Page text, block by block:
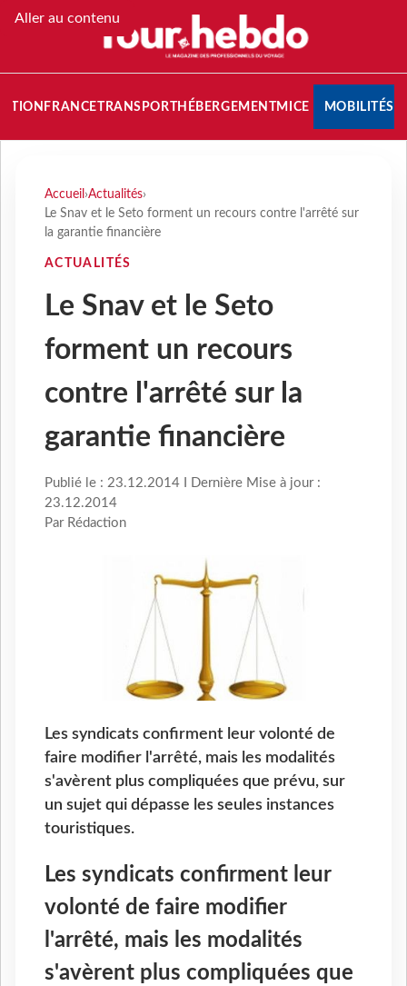
Aller au contenu
FRANCETRANSPORT HÉBERGEMENTMICE MOBILITÉS
Accueil ›Actualités›
Le Snav et le Seto forment un recours contre l'arrêté sur
la garantie financière
ACTUALITÉS
Le Snav et le Seto
forment un recours
contre l'arrêté sur la
garantie financière
Publié le : 23.12.2014 I Dernière Mise à jour :
23.12.2014
Par Rédaction
Les syndicats confirment leur volonté de
faire modifier l'arrêté, mais les modalités
s'avèrent plus compliquées que prévu, sur
un sujet qui dépasse les seules instances
touristiques.
Les syndicats confirment leur
volonté de faire modifier
l'arrêté, mais les modalités
s'avèrent plus compliquées que